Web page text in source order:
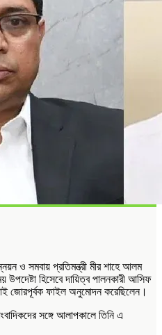
ও সমবায় প্রতিমন্ত্রী মীর শাহে আলম
হিসেবে দায়িত্ব পালনকারী আসিফ
জোরপূর্বক ফাইল অনুমোদন করেছিলেন।
সঙ্গে আলাপকালে তিনি এ